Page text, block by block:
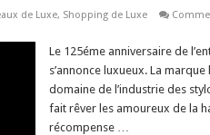
de Luxe, Shopping de Luxe
Le 125éme anniversaire de
s’annonce luxueux. La
domaine de l’industrie des
fait rêver les amoureux de la
récompense …